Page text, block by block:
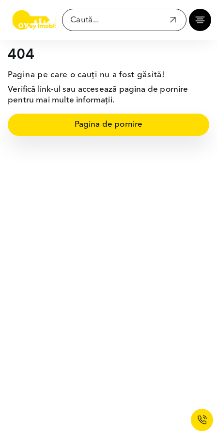
404
Pagina pe care o cauți nu a fost găsită!
Verifică link-ul sau accesează pagina de pornire
pentru mai multe informații.
Pagina de pornire